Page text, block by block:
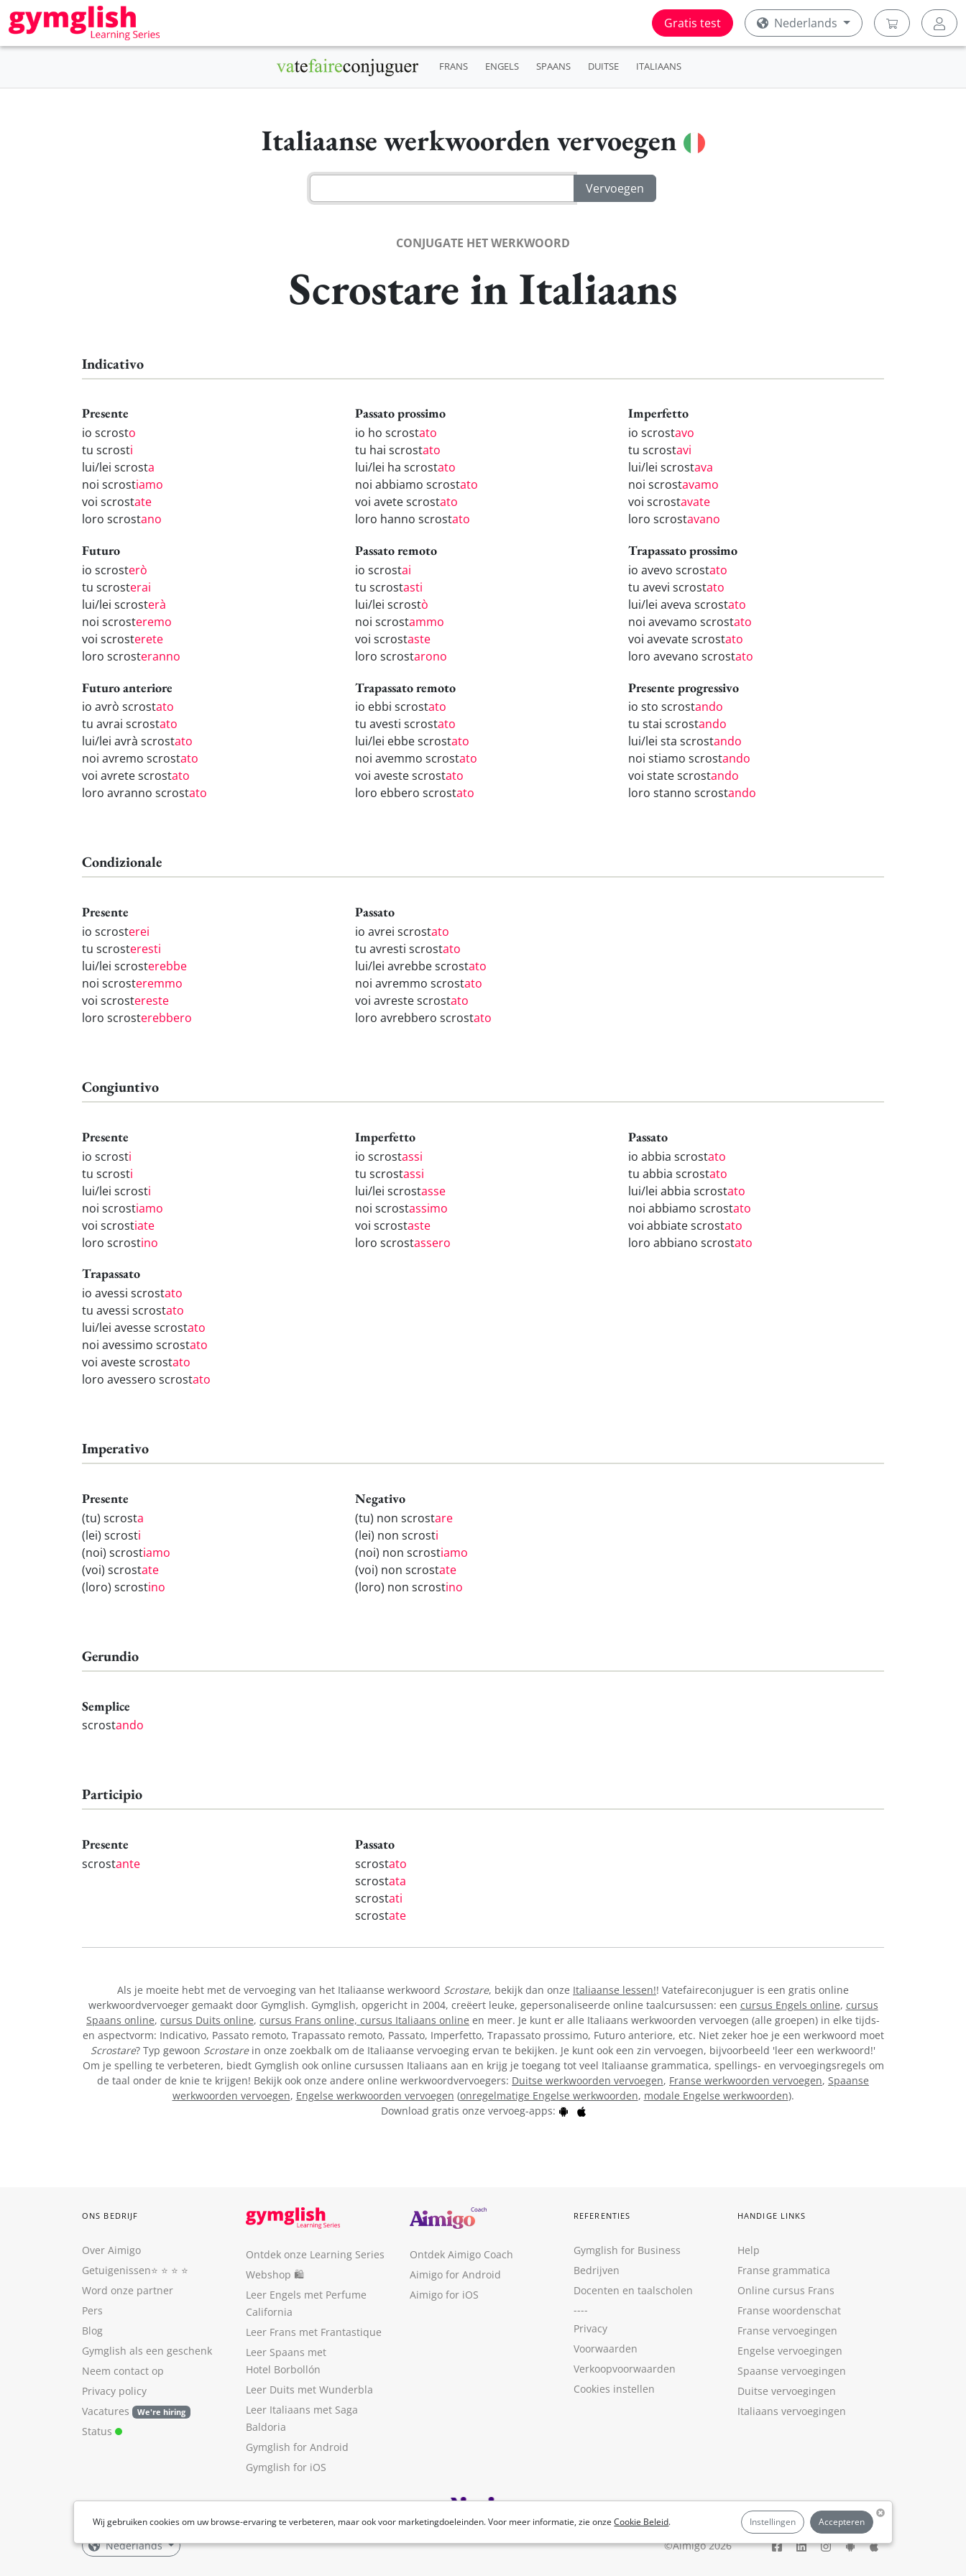
Gratis test Nederlands
FRANS ENGELS SPAANS DUITSE ITALIAANS
Italiaanse werkwoorden vervoegen
CONJUGATE HET WERKWOORD
Scrostare in Italiaans
Indicativo
Presente
io scrosto
tu scrosti
lui/lei scrosta
noi scrostiamo
voi scrostate
loro scrostano
Passato prossimo
io ho scrostato
tu hai scrostato
lui/lei ha scrostato
noi abbiamo scrostato
voi avete scrostato
loro hanno scrostato
Imperfetto
io scrostavo
tu scrostavi
lui/lei scrostava
noi scrostavamo
voi scrostavate
loro scrostavano
Futuro
io scrosterò
tu scrosterai
lui/lei scrosterà
noi scrosteremo
voi scrosterete
loro scrosteranno
Passato remoto
io scrostai
tu scrostasti
lui/lei scrostò
noi scrostammo
voi scrostaste
loro scrostarono
Trapassato prossimo
io avevo scrostato
tu avevi scrostato
lui/lei aveva scrostato
noi avevamo scrostato
voi avevate scrostato
loro avevano scrostato
Futuro anteriore
io avrò scrostato
tu avrai scrostato
lui/lei avrà scrostato
noi avremo scrostato
voi avrete scrostato
loro avranno scrostato
Trapassato remoto
io ebbi scrostato
tu avesti scrostato
lui/lei ebbe scrostato
noi avemmo scrostato
voi aveste scrostato
loro ebbero scrostato
Presente progressivo
io sto scrostando
tu stai scrostando
lui/lei sta scrostando
noi stiamo scrostando
voi state scrostando
loro stanno scrostando
Condizionale
Presente
io scrosterei
tu scrosteresti
lui/lei scrosterebbe
noi scrosteremmo
voi scrostereste
loro scrosterebbero
Passato
io avrei scrostato
tu avresti scrostato
lui/lei avrebbe scrostato
noi avremmo scrostato
voi avreste scrostato
loro avrebbero scrostato
Congiuntivo
Presente
io scrosti
tu scrosti
lui/lei scrosti
noi scrostiamo
voi scrostiate
loro scrostino
Imperfetto
io scrostassi
tu scrostassi
lui/lei scrostasse
noi scrostassimo
voi scrostaste
loro scrostassero
Passato
io abbia scrostato
tu abbia scrostato
lui/lei abbia scrostato
noi abbiamo scrostato
voi abbiate scrostato
loro abbiano scrostato
Trapassato
io avessi scrostato
tu avessi scrostato
lui/lei avesse scrostato
noi avessimo scrostato
voi aveste scrostato
loro avessero scrostato
Imperativo
Presente
(tu) scrosta
(lei) scrosti
(noi) scrostiamo
(voi) scrostate
(loro) scrostino
Negativo
(tu) non scrostare
(lei) non scrosti
(noi) non scrostiamo
(voi) non scrostate
(loro) non scrostino
Gerundio
Semplice
scrostando
Participio
Presente
scrostante
Passato
scrostato
scrostata
scrostati
scrostate
Als je moeite hebt met de vervoeging van het Italiaanse werkwoord Scrostare, bekijk dan onze Italiaanse lessen!! Vatefaireconjuguer is een gratis online
werkwoordvervoeger gemaakt door Gymglish. Gymglish, opgericht in 2004, creëert leuke, gepersonaliseerde online taalcursussen: een cursus Engels online, cursus
Spaans online, cursus Duits online, cursus Frans online, cursus Italiaans online en meer. Je kunt er alle Italiaans werkwoorden vervoegen (alle groepen) in elke tijds-
en aspectvorm: Indicativo, Passato remoto, Trapassato remoto, Passato, Imperfetto, Trapassato prossimo, Futuro anteriore, etc. Niet zeker hoe je een werkwoord moet
Scrostare? Typ gewoon Scrostarein onze zoekbalk om de Italiaanse vervoeging ervan te bekijken. Je kunt ook een zin vervoegen, bijvoorbeeld 'leer een werkwoord!'
Om je spelling te verbeteren, biedt Gymglish ook online cursussen Italiaans aan en krijg je toegang tot veel Italiaanse grammatica, spellings- en vervoegingsregels om
de taal onder de knie te krijgen! Bekijk ook onze andere online werkwoordvervoegers: Duitse werkwoorden vervoegen, Franse werkwoorden vervoegen, Spaanse
werkwoorden vervoegen, Engelse werkwoorden vervoegen (onregelmatige Engelse werkwoorden, modale Engelse werkwoorden).
Download gratis onze vervoeg-apps:
Wij gebruiken cookies om uw browse-ervaring te verbeteren, maar ook voor marketingdoeleinden. Voor meer informatie, zie onzeCookie Beleid. Instellingen Accepteren
ONS BEDRIJF
Over Aimigo
Getuigenissen⭐️ ⭐️ ⭐️ ⭐️
Word onze partner
Pers
Blog
Gymglish als een geschenk
Neem contact op
Privacy policy
Vacatures
We're hiring
Status
Ontdek onze Learning Series
Webshop 🛍
Leer Engels met Perfume
California
Leer Frans met Frantastique
Leer Spaans met
Hotel Borbollón
Leer Duits met Wunderbla
Leer Italiaans met Saga
Baldoria
Gymglish for Android
Gymglish for iOS
Ontdek Aimigo Coach
Aimigo for Android
Aimigo for iOS
REFERENTIES
Gymglish for Business
Bedrijven
Docenten en taalscholen
----
Privacy
Voorwaarden
Verkoopvoorwaarden
Cookies instellen
HANDIGE LINKS
Help
Franse grammatica
Online cursus Frans
Franse woordenschat
Franse vervoegingen
Engelse vervoegingen
Spaanse vervoegingen
Duitse vervoegingen
Italiaans vervoegingen
Nederlands ©Aimigo 2026